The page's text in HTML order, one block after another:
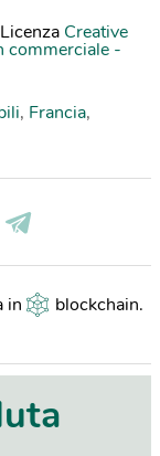
Creative
commerciale -
, Francia,
in blockchain.